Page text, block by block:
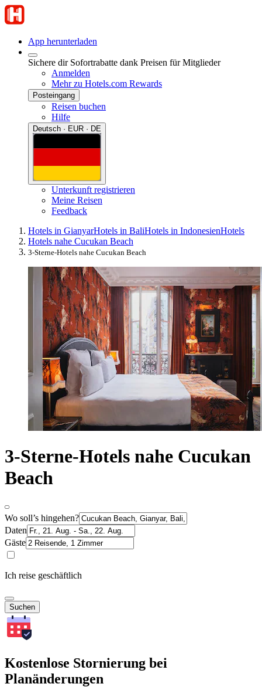
App herunterladen
Sichere dir Sofortrabatte dank Preisen für Mitglieder
Anmelden
Mehr zu Hotels.com Rewards
Posteingang
Reisen buchen
Hilfe
Deutsch · EUR · DE
Unterkunft registrieren
Meine Reisen
Feedback
Hotels in GianyarHotels in BaliHotels in IndonesienHotels
Hotels nahe Cucukan Beach
3-Sterne-Hotels nahe Cucukan Beach
3-Sterne-Hotels nahe Cucukan
Beach
Wo soll’s hingehen?
Daten
Gäste
Ich reise geschäftlich
Suchen
Kostenlose Stornierung bei
Planänderungen